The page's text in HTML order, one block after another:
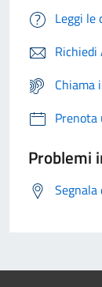
Leggi le
Richiedi
Chiama
Problemi